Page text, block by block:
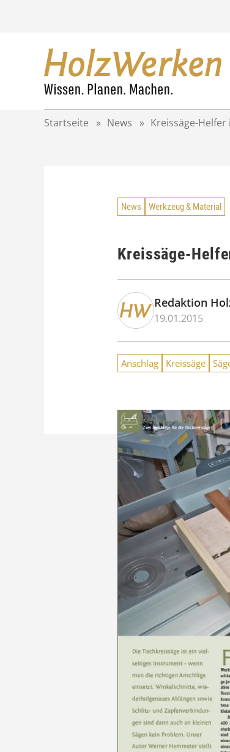
Startseite » News » Kreissäge-
News Werkzeug & Material
Kreissäge-
Redaktion
19.01.2015
Anschlag Kreissäge